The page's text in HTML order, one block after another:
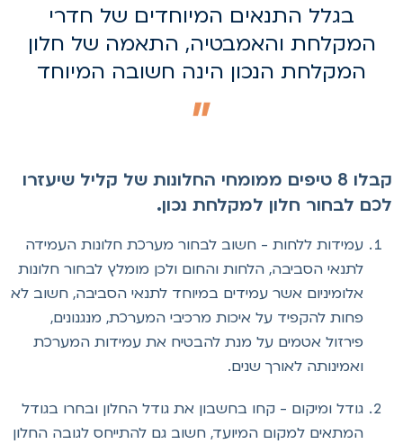
בגלל התנאים המיוחדים של חדרי
המקלחת והאמבטיה, התאמה של חלון
המקלחת הנכון הינה חשובה המיוחד
קבלו 8 טיפים ממומחי החלונות של קליל שיעזרו
לבחור חלון למקלחת נכון.
עמידות ללחות - חשוב לבחור מערכת חלונות העמידה
לתנאי הסביבה, הלחות והחום ולכן מומלץ לבחור חלונות
אלומיניום אשר עמידים במיוחד לתנאי הסביבה, חשוב לא
פחות להקפיד על איכות מרכיבי המערכת, מנגנונים,
פירזול אטמים על מנת להבטיח את עמידות המערכת
ואמינותה לאורך שנים.
גודל ומיקום - קחו בחשבון את גודל החלון ובחרו בגודל
המתאים למקום המיועד, חשוב גם להתייחס לגובה החלון